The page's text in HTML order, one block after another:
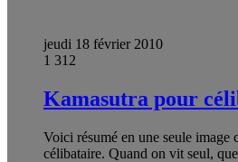
jeudi 18 février 2010
1 312
Kamasutra pour
Voici résumé en une seule image
célibataire. Quand on vit seul,